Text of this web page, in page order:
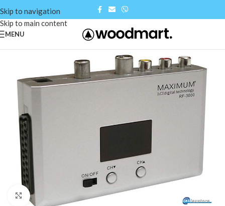
Skip to navigation
Skip to main content
MENU
Click to enlarge